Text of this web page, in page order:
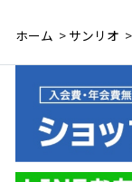
ホーム > サンリオ >